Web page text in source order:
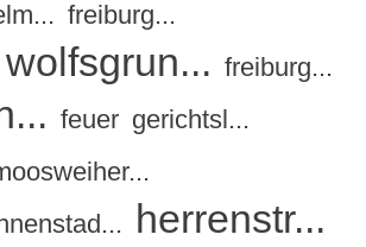
freiburg...
wolfsgrun... freiburg...
feuer gerichtsl...
herrenstr...